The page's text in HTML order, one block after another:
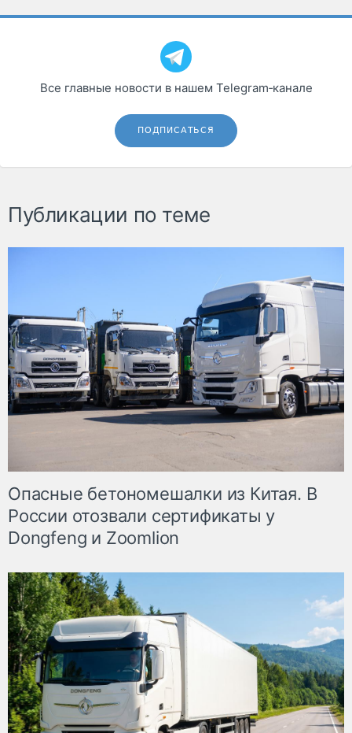
Все главные новости в нашем Telegram‑канале
ПОДПИСАТЬСЯ
Публикации по теме
Опасные бетономешалки из Китая. В
России отозвали сертификаты у
Dongfeng и Zoomlion